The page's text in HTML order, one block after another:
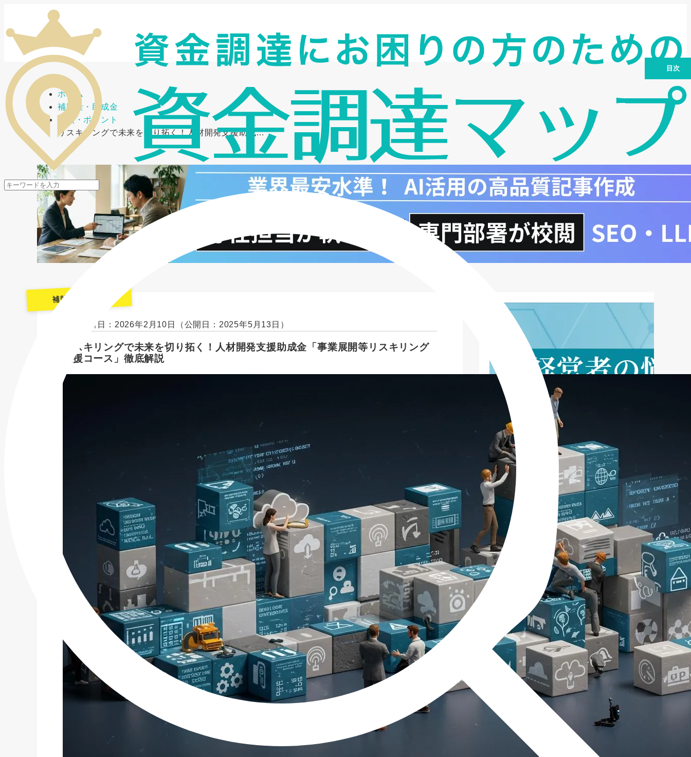
メニューを開閉
ホーム
補助金・助成金
要点・ポイント
リスキリングで未来を切り拓く！人材開発支援助成…
補助金・助成金
最終更新日：2026年2月10日 （公開日：2025年5月13日）
リスキリングで未来を切り拓く！人材開発支援助成金「事業展開等リスキリング
支援コース」徹底解説
目次
は？制度の概要を理解する
助成額はいくら？費用を抑えてリスキリ
ングを実現
支給要件を詳しく解説！対象となる事業
主・労働者とは？
どんな訓練が対象？具体的な訓練内容の
例
申請の流れをステップごとに解説！スム
ーズな申請のために
申請時の注意点：不支給にならないため
に
リスキリングを成功させるためのポイン
ト
ースを活用して企業成長を実現！